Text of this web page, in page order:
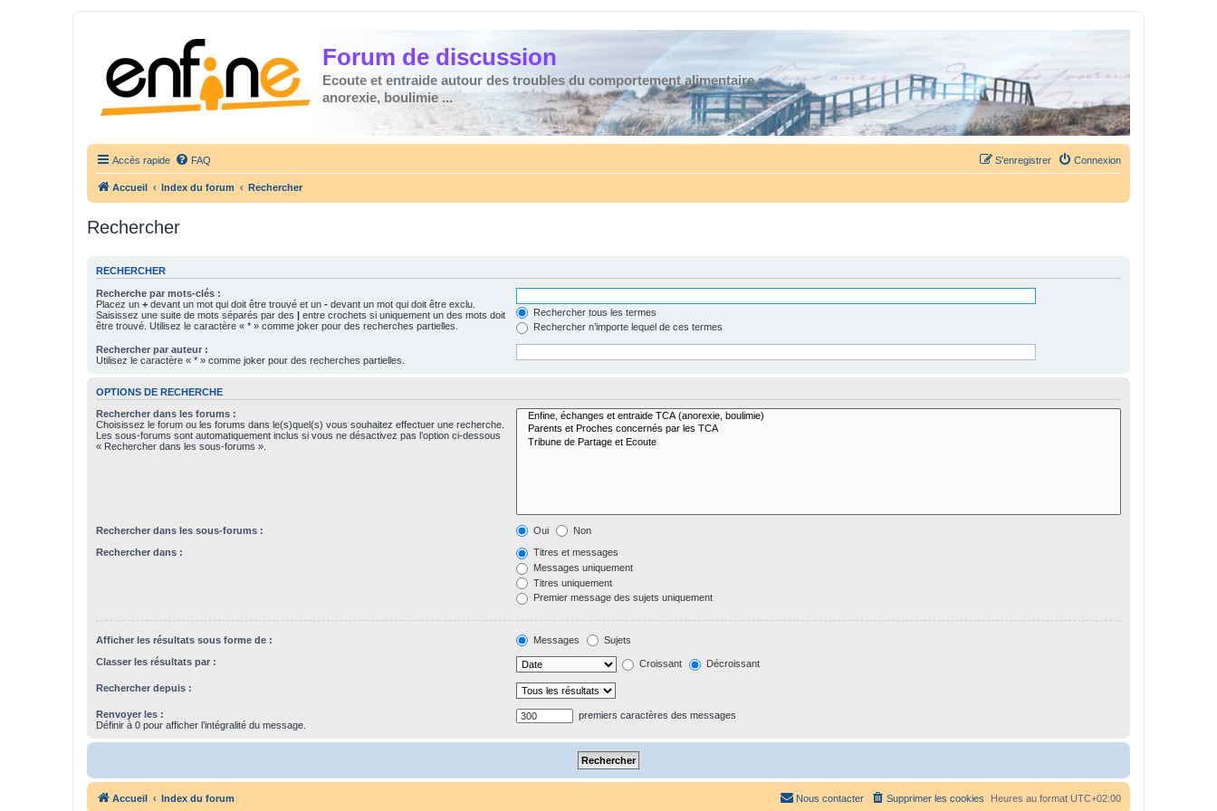
Forum de discussion
Ecoute et entraide autour des troubles du comportement alimentaire :
anorexie, boulimie ...
Accès rapide FAQ Connexion
S’enregistrer
Accueil Index du forum Rechercher
Rechercher
RECHERCHER
Recherche par mots-clés :
Placez un + devant un mot qui doit être trouvé et un - devant un mot qui doit être exclu.
Saisissez une suite de mots séparés par des | entre crochets si uniquement un des mots doit
être trouvé. Utilisez le caractère « * » comme joker pour des recherches partielles.
Rechercher tous les termes
Rechercher n’importe lequel de ces termes
Rechercher par auteur :
Utilisez le caractère « * » comme joker pour des recherches partielles.
OPTIONS DE RECHERCHE
Rechercher dans les forums :
Choisissez le forum ou les forums dans le(s)quel(s) vous souhaitez effectuer une recherche.
Les sous-forums sont automatiquement inclus si vous ne désactivez pas l’option ci-dessous
« Rechercher dans les sous-forums ».
Rechercher dans les sous-forums : Oui Non
Rechercher dans :
Titres et messages
Messages uniquement
Titres uniquement
Premier message des sujets uniquement
Afficher les résultats sous forme de : Messages Sujets
Classer les résultats par : Croissant Décroissant
Rechercher depuis :
Renvoyer les :
Définir à 0 pour afficher l’intégralité du message.
premiers caractères des messages
Accueil Index du forum Heures au format UTC+02:00
Supprimer les cookies
Nous contacter